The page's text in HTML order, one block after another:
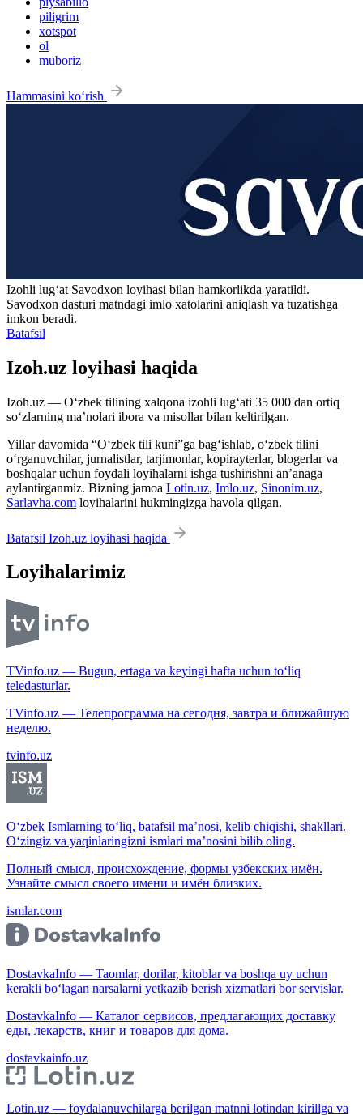
piligrim
xotspot
ol
muboriz
Hammasini ko‘rish
Izohli lugʻat Savodxon loyihasi bilan hamkorlikda yaratildi.
Savodxon dasturi matndagi imlo xatolarini aniqlash va tuzatishga
imkon beradi.
Batafsil
Izoh.uz loyihasi haqida
Izoh.uz — O‘zbek tilining xalqona izohli lug‘ati 35 000 dan ortiq
so‘zlarning ma’nolari ibora va misollar bilan keltirilgan.
Yillar davomida “O‘zbek tili kuni”ga bag‘ishlab, o‘zbek tilini
o‘rganuvchilar, jurnalistlar, tarjimonlar, kopirayterlar, blogerlar va
boshqalar uchun foydali loyihalarni ishga tushirishni an’anaga
aylantirganmiz. Bizning jamoa Lotin.uz, Imlo.uz, Sinonim.uz,
Sarlavha.com loyihalarini hukmingizga havola qilgan.
Batafsil Izoh.uz loyihasi haqida
Loyihalarimiz
TVinfo.uz — Bugun, ertaga va keyingi hafta uchun to‘liq
teledasturlar.
TVinfo.uz — Телепрограмма на сегодня, завтра и ближайшую
неделю.
tvinfo.uz
O‘zbek Ismlarning to‘liq, batafsil ma’nosi, kelib chiqishi, shakllari.
O‘zingiz va yaqinlaringizni ismlari ma’nosini bilib oling.
Полный смысл, происхождение, формы узбекских имён.
Узнайте смысл своего имени и имён близких.
ismlar.com
DostavkaInfo — Taomlar, dorilar, kitoblar va boshqa uy uchun
kerakli bo‘lagan narsalarni yetkazib berish xizmatlari bor servislar.
DostavkaInfo — Каталог сервисов, предлагающих доставку
еды, лекарств, книг и товаров для дома.
dostavkainfo.uz
Lotin.uz — foydalanuvchilarga berilgan matnni lotindan kirillga va